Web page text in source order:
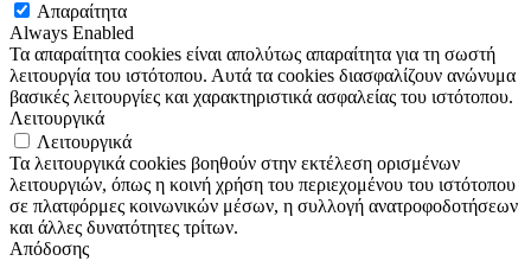
Απαραίτητα
Always Enabled
Τα απαραίτητα cookies είναι απολύτως απαραίτητα για τη σωστή
λειτουργία του ιστότοπου. Αυτά τα cookies διασφαλίζουν ανώνυμα
βασικές λειτουργίες και χαρακτηριστικά ασφαλείας του ιστότοπου.
Λειτουργικά
Λειτουργικά
Τα λειτουργικά cookies βοηθούν στην εκτέλεση ορισμένων
λειτουργιών, όπως η κοινή χρήση του περιεχομένου του ιστότοπου
σε πλατφόρμες κοινωνικών μέσων, η συλλογή ανατροφοδοτήσεων
και άλλες δυνατότητες τρίτων.
Απόδοσης